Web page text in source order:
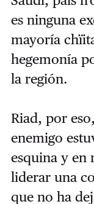
es ninguna
mayoría
hegemonía
la región.
Riad, por
enemigo
esquina y en
liderar una
que no ha